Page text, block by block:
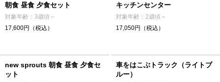
朝食 昼食 夕食セット
対象年齢：3歳頃～
17,600円（税込）
キッチンセンター
対象年齢：2歳頃～
17,050円（税込）
new sprouts 朝食 昼食 夕食セ
ット
車をはこぶトラック（ライトブ
ルー）